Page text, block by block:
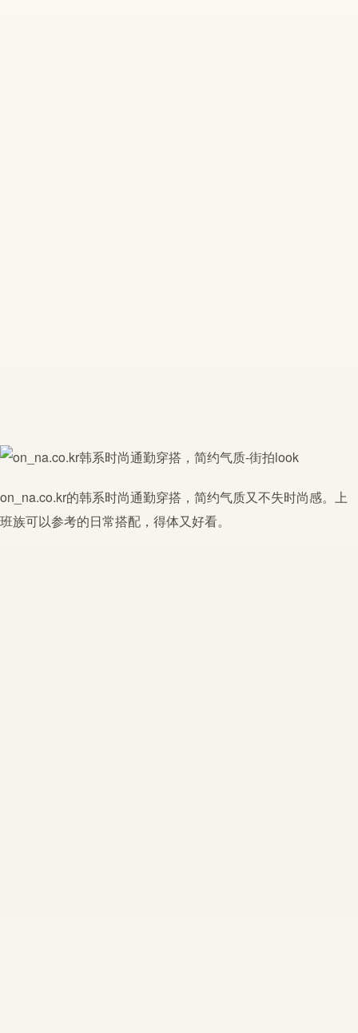
on_na.co.kr的韩系时尚通勤穿搭 ，简约气质又不失时尚感。上
班族可以参考的日常搭配，得体又好看。